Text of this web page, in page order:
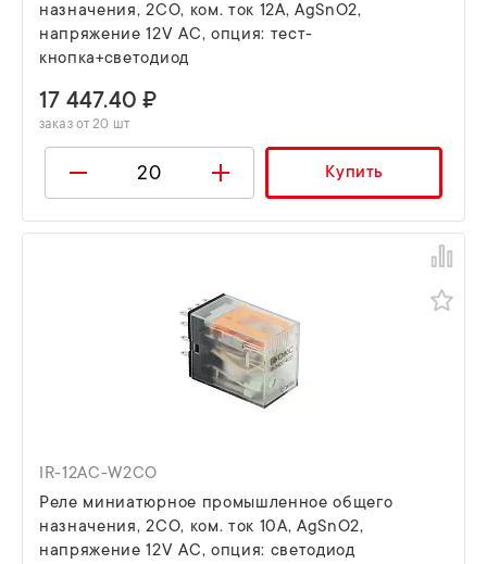
назначения, 2CO, ком. ток 12А, AgSnO2,
напряжение 12V AC, опция: тест-
кнопка+светодиод
17 447.40 ₽
заказ от 20 шт
Купить
IR-12AC-W2CO
Реле миниатюрное промышленное общего
назначения, 2CO, ком. ток 10А, AgSnO2,
напряжение 12V AC, опция: светодиод